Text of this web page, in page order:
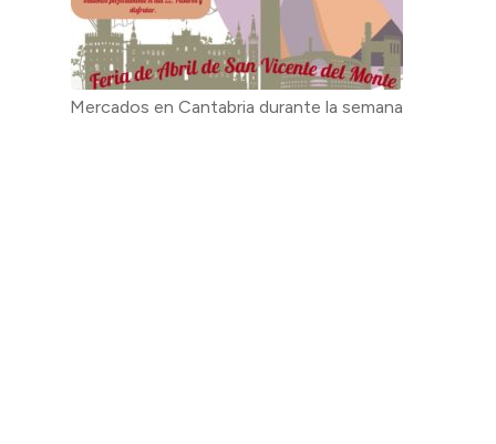
Mercados en Cantabria durante la semana